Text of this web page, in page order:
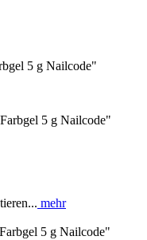
5 g Nailcode"
5 g Nailcode"
mehr
5 g Nailcode"